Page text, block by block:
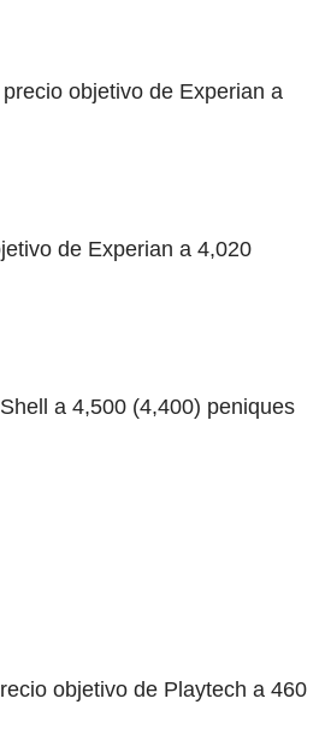
objetivo de Experian a
de Experian a 4,020
a 4,500 (4,400) peniques
objetivo de Playtech a 460